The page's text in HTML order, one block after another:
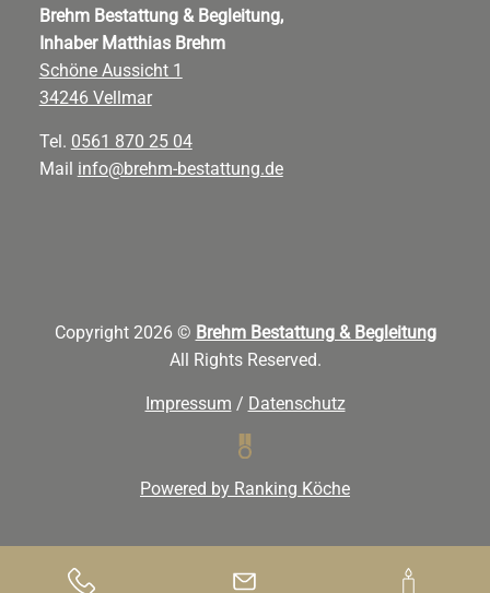
Brehm Bestattung & Begleitung,
Inhaber Matthias Brehm
Schöne Aussicht 1
34246 Vellmar
Tel. 0561 870 25 04
Mail info@brehm-bestattung.de
Copyright 2026 © Brehm Bestattung & Begleitung
All Rights Reserved.
Impressum / Datenschutz
Powered by Ranking Köche